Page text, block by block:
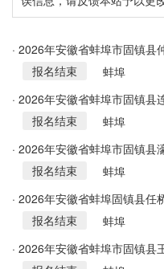
· 2026年安徽省蚌埠市固镇县
部26名公告
报名结束
蚌埠
· 2026年安徽省蚌埠市固镇县
才23人公告
报名结束
蚌埠
· 2026年安徽省蚌埠市固镇县
人公告报名结束
蚌埠
· 2026年安徽省蚌埠固镇县任
25名公告
报名结束
蚌埠
· 2026年安徽省蚌埠市固镇县